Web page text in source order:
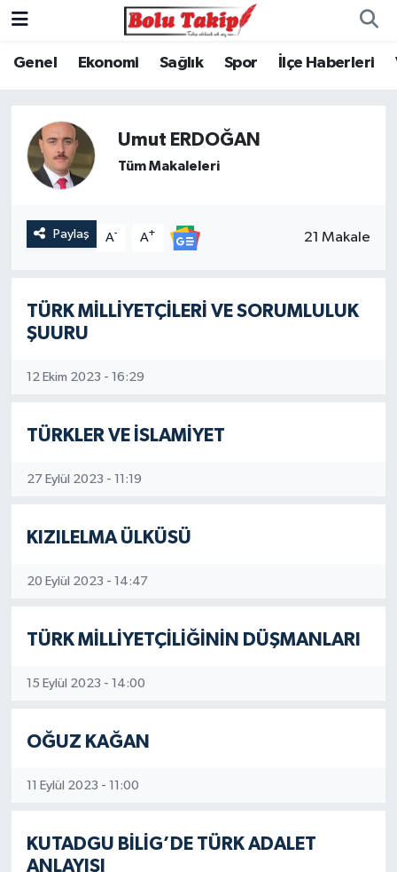
Genel Ekonomi Sağlık Spor İlçe Haberleri
Umut ERDOĞAN
Tüm Makaleleri
Paylaş A- A+ 21 Makale
TÜRK MİLLİYETÇİLERİ VE SORUMLULUK
ŞUURU
12 Ekim 2023 - 16:29
TÜRKLER VE İSLAMİYET
27 Eylül 2023 - 11:19
KIZILELMA ÜLKÜSÜ
20 Eylül 2023 - 14:47
TÜRK MİLLİYETÇİLİĞİNİN DÜŞMANLARI
15 Eylül 2023 - 14:00
OĞUZ KAĞAN
11 Eylül 2023 - 11:00
KUTADGU BİLİG’DE TÜRK ADALET
ANLAYIŞI